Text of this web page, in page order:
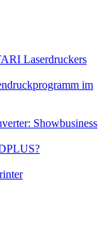
Laserdruckers
im
Showbusiness